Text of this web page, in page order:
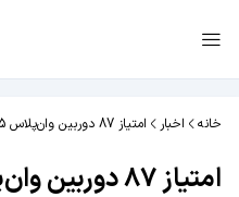
خانه اخبار امتیاز 87 دوربین وان‌پلاس 5 در تست DxOMark
امتیاز 87 دوربین وان‌پلاس 5 در تست DxOMark